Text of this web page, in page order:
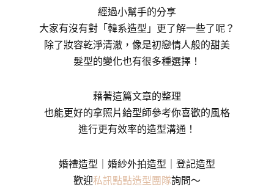
經過小幫手的分享
大家有沒有對「韓系造型」更了解一些了呢？
除了妝容乾淨清澈，像是初戀情人般的甜美
髮型的變化也有很多種選擇！
藉著這篇文章的整理
也能更好的拿照片給型師參考你喜歡的風格
進行更有效率的造型溝通！
婚禮造型｜婚紗外拍造型｜登記造型
歡迎私訊點點造型團隊詢問～